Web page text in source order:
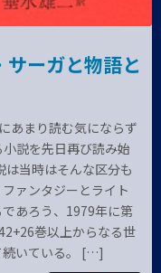
サーガと物語と
あまり読む気にならず
説を先日再び読み始
当時はそんな区分も
ァンタジーとライト
あろう、1979年に第
巻以上からなる世
続いている。 […]